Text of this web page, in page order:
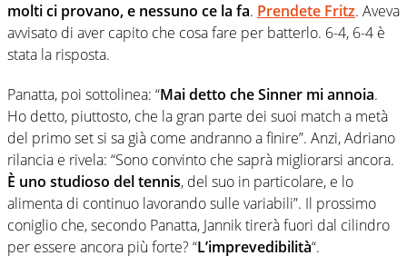
molti ci provano, e nessuno ce la fa. Prendete Fritz. Aveva
avvisato di aver capito che cosa fare per batterlo. 6-4, 6-4 è
stata la risposta.
Panatta, poi sottolinea: “Mai detto che Sinner mi annoia.
Ho detto, piuttosto, che la gran parte dei suoi match a metà
del primo set si sa già come andranno a finire”. Anzi, Adriano
rilancia e rivela: “Sono convinto che saprà migliorarsi ancora.
È uno studioso del tennis, del suo in particolare, e lo
alimenta di continuo lavorando sulle variabili”. Il prossimo
coniglio che, secondo Panatta, Jannik tirerà fuori dal cilindro
per essere ancora più forte? “L’imprevedibilità“.